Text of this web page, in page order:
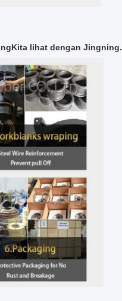
Kita lihat dengan Jingning.